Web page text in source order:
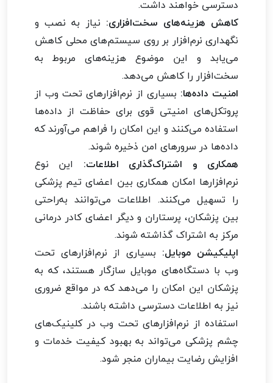
دسترسی خواهند داشت.
کاهش هزینه‌های سخت‌افزاری: نیاز به نصب و
نگهداری نرم‌افزار بر روی سیستم‌های محلی کاهش
می‌یابد و این موضوع هزینه‌های مربوط به
سخت‌افزار را کاهش می‌دهد.
امنیت داده‌ها: بسیاری از نرم‌افزارهای تحت وب از
پروتکل‌های امنیتی قوی برای حفاظت از داده‌ها
استفاده می‌کنند و این امکان را فراهم می‌آورند که
داده‌ها در سرورهای امن ذخیره شوند.
همکاری و اشتراک‌گذاری اطلاعات: این نوع
نرم‌افزارها امکان همکاری بین اعضای تیم پزشکی
را تسهیل می‌کنند. اطلاعات می‌توانند به‌راحتی
بین پزشکان، پرستاران و دیگر اعضای کادر درمانی
مرکز به اشتراک گذاشته شوند.
اپلیکیشن موبایل: بسیاری از نرم‌افزارهای تحت
وب با دستگاه‌های موبایل سازگار هستند، که به
پزشکان این امکان را می‌دهد که در مواقع ضروری
نیز به اطلاعات دسترسی داشته باشند.
استفاده از نرم‌افزارهای تحت وب در کلینیک‌های
چشم پزشکی می‌تواند به بهبود کیفیت خدمات و
افزایش رضایت بیماران منجر شود.